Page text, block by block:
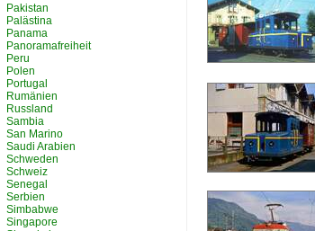
Pakistan
Palästina
Panama
Panoramafreiheit
Peru
Polen
Portugal
Rumänien
Russland
Sambia
San Marino
Saudi Arabien
Schweden
Schweiz
Senegal
Serbien
Simbabwe
Singapore